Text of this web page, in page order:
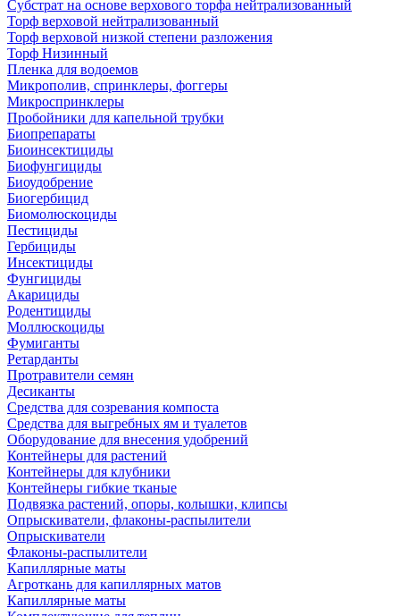
Субстрат на основе верхового торфа нейтрализованный
Торф верховой нейтрализованный
Торф верховой низкой степени разложения
Торф Низинный
Пленка для водоемов
Микрополив, спринклеры, фоггеры
Микроспринклеры
Пробойники для капельной трубки
Биопрепараты
Биоинсектициды
Биофунгициды
Биоудобрение
Биогербицид
Биомолюскоциды
Пестициды
Гербициды
Инсектициды
Фунгициды
Акарициды
Родентициды
Моллюскоциды
Фумиганты
Ретарданты
Протравители семян
Десиканты
Средства для созревания компоста
Средства для выгребных ям и туалетов
Оборудование для внесения удобрений
Контейнеры для растений
Контейнеры для клубники
Контейнеры гибкие тканые
Подвязка растений, опоры, колышки, клипсы
Опрыскиватели, флаконы-распылители
Опрыскиватели
Флаконы-распылители
Капиллярные маты
Агроткань для капиллярных матов
Капиллярные маты